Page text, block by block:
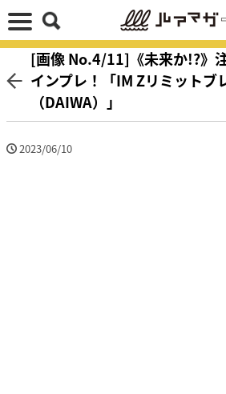
[画像 No.4/11]《未来か!?》
インプレ！「IM Zリミットブ
（DAIWA）」
2023/06/10